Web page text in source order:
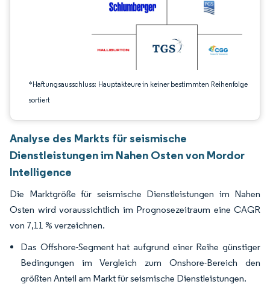
*Haftungsausschluss: Hauptakteure in keiner bestimmten Reihenfolge
sortiert
Analyse des Markts für seismische
Dienstleistungen im Nahen Osten von Mordor
Intelligence
Die Marktgröße für seismische Dienstleistungen im Nahen
Osten wird voraussichtlich im Prognosezeitraum eine CAGR
von 7,11 % verzeichnen.
Das Offshore-Segment hat aufgrund einer Reihe günstiger
Bedingungen im Vergleich zum Onshore-Bereich den
größten Anteil am Markt für seismische Dienstleistungen.